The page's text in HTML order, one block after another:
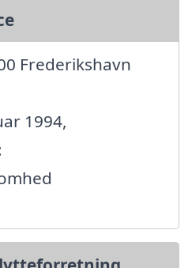
Frederikshavn
1994,